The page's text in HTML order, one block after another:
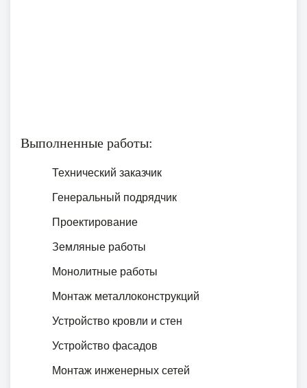
Выполненные работы:
Технический заказчик
Генеральный подрядчик
Проектирование
Земляные работы
Монолитные работы
Монтаж металлоконструкций
Устройство кровли и стен
Устройство фасадов
Монтаж инженерных сетей